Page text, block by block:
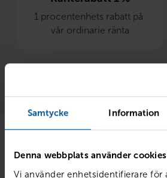
Samtycke Information
Denna webbplats använder cookies
Vi använder enhetsidentifierare för
1 procentenhets rabatt på
vår ordinarie ränta